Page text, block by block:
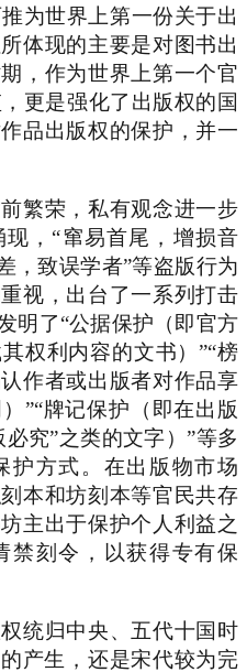
为世界上第一份关于出
体现的主要是对图书出
，作为世界上第一个官
更是强化了出版权的国
品出版权的保护，并一
繁荣，私有观念进一步
，“窜易首尾，增损音
，致误学者”等盗版行为
视，出台了一系列打击
明了“公据保护（即官方
权利内容的文书）”“榜
作者或出版者对作品享
”“牌记保护（即在出版
究”之类的文字）”等多
护方式。在出版物市场
本和坊刻本等官民共存
主出于保护个人利益之
禁刻令，以获得专有保
统归中央、五代十国时
产生，还是宋代较为完